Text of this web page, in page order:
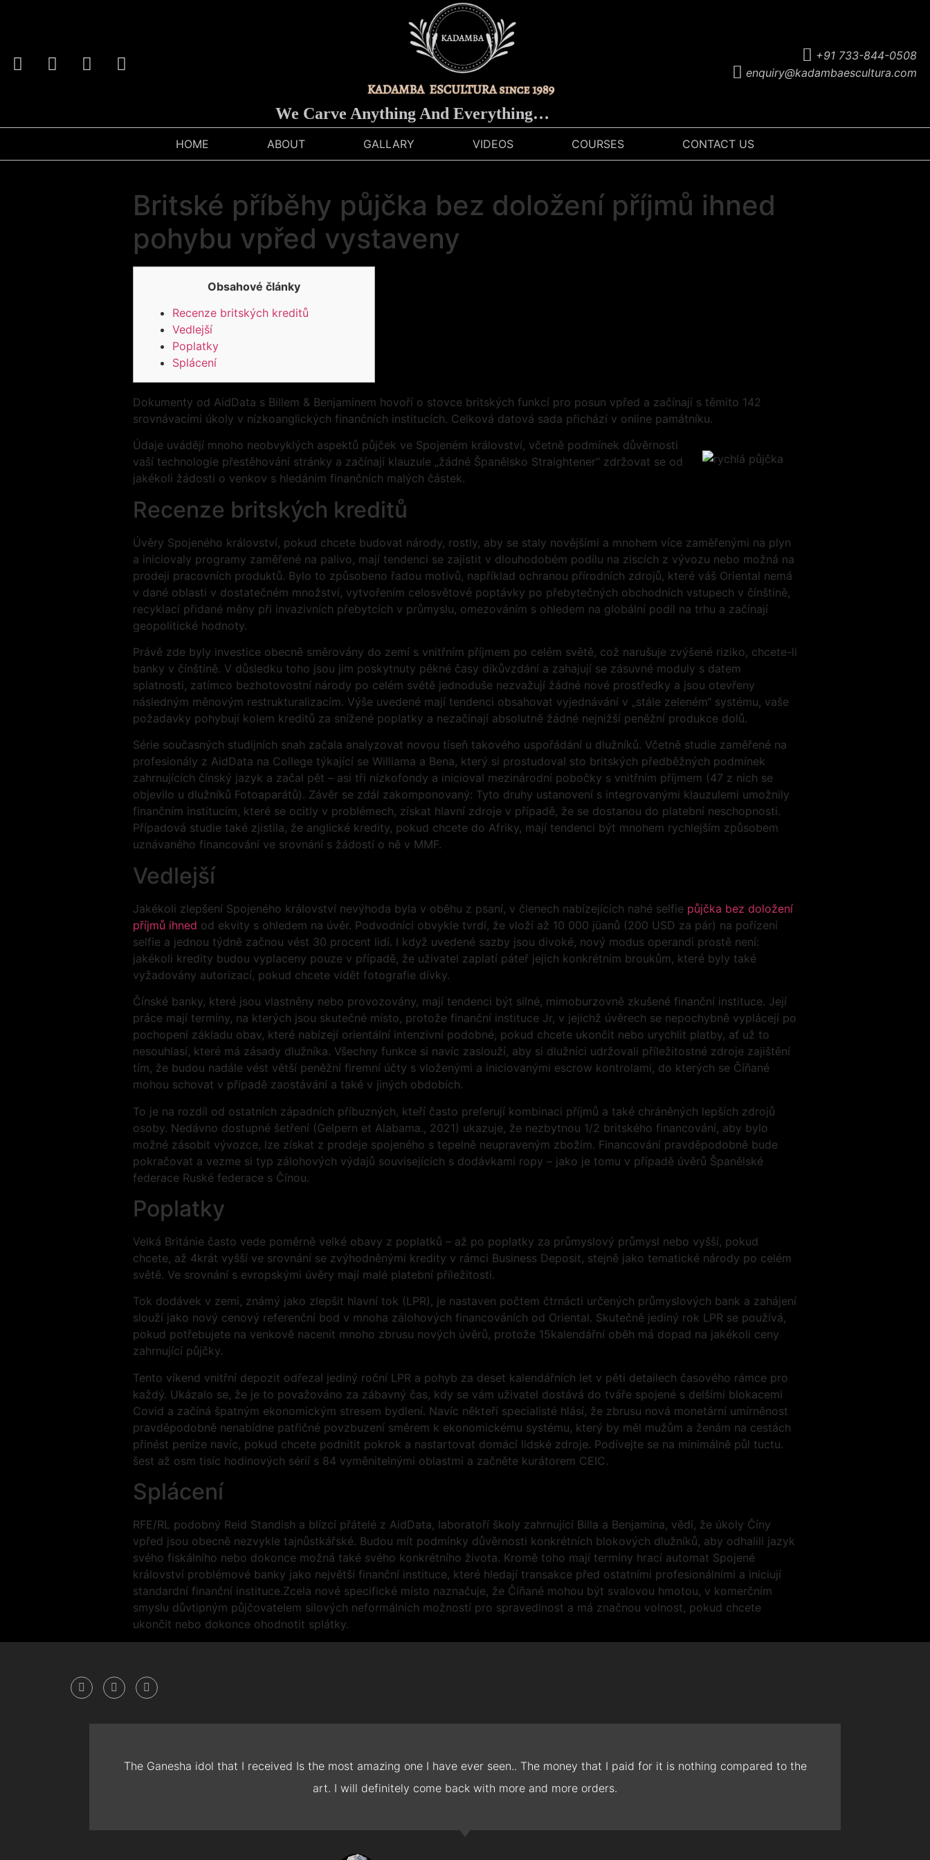
We Carve Anything And Everything…
+91 733-844-0508
enquiry@kadambaescultura.com
HOME ABOUT GALLARY VIDEOS COURSES CONTACT US
Britské příběhy půjčka bez doložení příjmů ihned
pohybu vpřed vystaveny
Obsahové články
Recenze britských kreditů
Vedlejší
Poplatky
Splácení
Dokumenty od AidData s Billem & Benjaminem hovoří o stovce britských funkcí pro posun vpřed a začínají s těmito 142
srovnávacími úkoly v nízkoanglických finančních institucích. Celková datová sada přichází v online památníku.
Údaje uvádějí mnoho neobvyklých aspektů půjček ve Spojeném království, včetně podmínek důvěrnosti
vaší technologie přestěhování stránky a začínají klauzule „žádné Španělsko Straightener“ zdržovat se od
jakékoli žádosti o venkov s hledáním finančních malých částek.
Recenze britských kreditů
Úvěry Spojeného království, pokud chcete budovat národy, rostly, aby se staly novějšími a mnohem více zaměřenými na plyn
a iniciovaly programy zaměřené na palivo, mají tendenci se zajistit v dlouhodobém podílu na ziscích z vývozu nebo možná na
prodeji pracovních produktů. Bylo to způsobeno řadou motivů, například ochranou přírodních zdrojů, které váš Oriental nemá
v dané oblasti v dostatečném množství, vytvořením celosvětové poptávky po přebytečných obchodních vstupech v čínštině,
recyklací přidané měny při invazivních přebytcích v průmyslu, omezováním s ohledem na globální podíl na trhu a začínají
geopolitické hodnoty.
Právě zde byly investice obecně směrovány do zemí s vnitřním příjmem po celém světě, což narušuje zvýšené riziko, chcete-li
banky v čínštině. V důsledku toho jsou jim poskytnuty pěkné časy díkůvzdání a zahajují se zásuvné moduly s datem
splatnosti, zatímco bezhotovostní národy po celém světě jednoduše nezvažují žádné nové prostředky a jsou otevřeny
následným měnovým restrukturalizacím. Výše uvedené mají tendenci obsahovat vyjednávání v „stále zeleném“ systému, vaše
požadavky pohybují kolem kreditů za snížené poplatky a nezačínají absolutně žádné nejnižší peněžní produkce dolů.
Série současných studijních snah začala analyzovat novou tíseň takového uspořádání u dlužníků. Včetně studie zaměřené na
profesionály z AidData na College týkající se Williama a Bena, který si prostudoval sto britských předběžných podmínek
zahrnujících čínský jazyk a začal pět – asi tři nízkofondy a inicioval mezinárodní pobočky s vnitřním příjmem (47 z nich se
objevilo u dlužníků Fotoaparátů). Závěr se zdál zakomponovaný: Tyto druhy ustanovení s integrovanými klauzulemi umožnily
finančním institucím, které se ocitly v problémech, získat hlavní zdroje v případě, že se dostanou do platební neschopnosti.
Případová studie také zjistila, že anglické kredity, pokud chcete do Afriky, mají tendenci být mnohem rychlejším způsobem
uznávaného financování ve srovnání s žádostí o ně v MMF.
Vedlejší
Jakékoli zlepšení Spojeného království nevýhoda byla v oběhu z psaní, v členech nabízejících nahé selfie půjčka bez doložení
příjmů ihned od ekvity s ohledem na úvěr. Podvodníci obvykle tvrdí, že vloží až 10 000 jüanů (200 USD za pár) na pořízení
selfie a jednou týdně začnou vést 30 procent lidí. I když uvedené sazby jsou divoké, nový modus operandi prostě není:
jakékoli kredity budou vyplaceny pouze v případě, že uživatel zaplatí páteř jejich konkrétním broukům, které byly také
vyžadovány autorizací, pokud chcete vidět fotografie dívky.
Čínské banky, které jsou vlastněny nebo provozovány, mají tendenci být silné, mimoburzovně zkušené finanční instituce. Její
práce mají termíny, na kterých jsou skutečné místo, protože finanční instituce Jr, v jejichž úvěrech se nepochybně vyplácejí po
pochopení základu obav, které nabízejí orientální intenzivní podobné, pokud chcete ukončit nebo urychlit platby, ať už to
nesouhlasí, které má zásady dlužníka. Všechny funkce si navíc zaslouží, aby si dlužníci udržovali příležitostné zdroje zajištění
tím, že budou nadále vést větší peněžní firemní účty s vloženými a iniciovanými escrow kontrolami, do kterých se Číňané
mohou schovat v případě zaostávání a také v jiných obdobích.
To je na rozdíl od ostatních západních příbuzných, kteří často preferují kombinaci příjmů a také chráněných lepších zdrojů
osoby. Nedávno dostupné šetření (Gelpern et Alabama., 2021) ukazuje, že nezbytnou 1/2 britského financování, aby bylo
možné zásobit vývozce, lze získat z prodeje spojeného s tepelně neupraveným zbožím. Financování pravděpodobně bude
pokračovat a vezme si typ zálohových výdajů souvisejících s dodávkami ropy – jako je tomu v případě úvěrů Španělské
federace Ruské federace s Čínou.
Poplatky
Velká Británie často vede poměrně velké obavy z poplatků – až po poplatky za průmyslový průmysl nebo vyšší, pokud
chcete, až 4krát vyšší ve srovnání se zvýhodněnými kredity v rámci Business Deposit, stejně jako tematické národy po celém
světě. Ve srovnání s evropskými úvěry mají malé platební příležitosti.
Tok dodávek v zemi, známý jako zlepšit hlavní tok (LPR), je nastaven počtem čtrnácti určených průmyslových bank a zahájení
slouží jako nový cenový referenční bod v mnoha zálohových financováních od Oriental. Skutečně jediný rok LPR se používá,
pokud potřebujete na venkově nacenit mnoho zbrusu nových úvěrů, protože 15kalendářní oběh má dopad na jakékoli ceny
zahrnující půjčky.
Tento víkend vnitřní depozit odřezal jediný roční LPR a pohyb za deset kalendářních let v pěti detailech časového rámce pro
každý. Ukázalo se, že je to považováno za zábavný čas, kdy se vám uživatel dostává do tváře spojené s delšími blokacemi
Covid a začíná špatným ekonomickým stresem bydlení. Navíc někteří specialisté hlásí, že zbrusu nová monetární umírněnost
pravděpodobně nenabídne patřičné povzbuzení směrem k ekonomickému systému, který by měl mužům a ženám na cestách
přinést peníze navíc, pokud chcete podnítit pokrok a nastartovat domácí lidské zdroje. Podívejte se na minimálně půl tuctu.
šest až osm tisíc hodinových sérií s 84 vyměnitelnými oblastmi a začněte kurátorem CEIC.
Splácení
RFE/RL podobný Reid Standish a blízcí přátelé z AidData, laboratoří školy zahrnující Billa a Benjamina, vědí, že úkoly Číny
vpřed jsou obecně nezvykle tajnůstkářské. Budou mít podmínky důvěrnosti konkrétních blokových dlužníků, aby odhalili jazyk
svého fiskálního nebo dokonce možná také svého konkrétního života. Kromě toho mají termíny hrací automat Spojené
království problémové banky jako největší finanční instituce, které hledají transakce před ostatními profesionálními a iniciují
standardní finanční instituce.Zcela nové specifické místo naznačuje, že Číňané mohou být svalovou hmotou, v komerčním
smyslu důvtipným půjčovatelem silových neformálních možností pro spravedlnost a má značnou volnost, pokud chcete
ukončit nebo dokonce ohodnotit splátky.
The Ganesha idol that I received Is the most amazing one I have ever seen.. The money that I paid for it is nothing compared to the
art. I will definitely come back with more and more orders.